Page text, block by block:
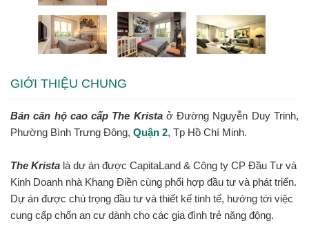
GIỚI THIỆU CHUNG
Bán căn hộ cao cấp The Kristaở Đường Nguyễn Duy Trinh,
Phường Bình Trưng Đông, Quận 2, Tp Hồ Chí Minh.
The Krista là dự án được CapitaLand & Công ty CP Đầu Tư và
Kinh Doanh nhà Khang Điền cùng phối hợp đầu tư và phát triển.
Dự án được chú trọng đầu tư và thiết kế tinh tế, hướng tới việc
cung cấp chốn an cư dành cho các gia đình trẻ năng động.